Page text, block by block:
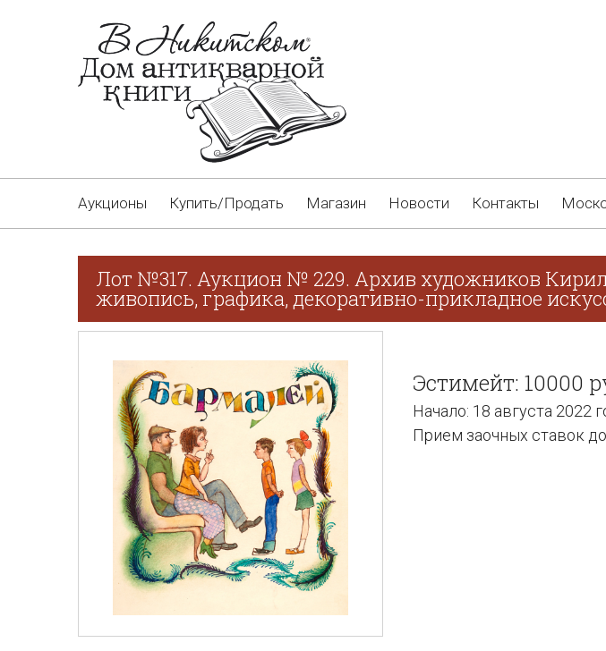
Аукционы Купить/Продать Магазин Новости Контакты
Лот №317. Аукцион № 229. Архив художников
живопись, графика, декоративно-прикладное
Эстимейт: 10000
Начало: 18 августа 2022
Прием заочных ставок